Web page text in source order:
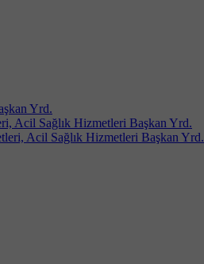
Yrd.
Acil Sağlık Hizmetleri Başkan Yrd.
Acil Sağlık Hizmetleri Başkan Yrd.